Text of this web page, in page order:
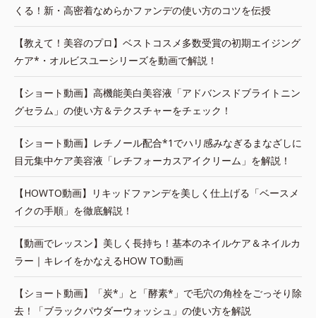
くる！新・高密着なめらかファンデの使い方のコツを伝授
【教えて！美容のプロ】ベストコスメ多数受賞の初期エイジング
ケア*・オルビスユーシリーズを動画で解説！
【ショート動画】高機能美白美容液「アドバンスドブライトニン
グセラム」の使い方＆テクスチャーをチェック！
【ショート動画】レチノール配合*1でハリ感みなぎるまなざしに
目元集中ケア美容液「レチフォーカスアイクリーム」を解説！
【HOWTO動画】リキッドファンデを美しく仕上げる「ベースメ
イクの手順」を徹底解説！
【動画でレッスン】美しく長持ち！基本のネイルケア＆ネイルカ
ラー｜キレイをかなえるHOW TO動画
【ショート動画】「炭*」と「酵素*」で毛穴の角栓をごっそり除
去！「ブラックパウダーウォッシュ」の使い方を解説